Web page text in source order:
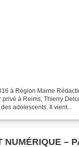
à Région Marne
privé à Reims, Thierry
adolescents. Il vient...
NUMÉRIQUE –